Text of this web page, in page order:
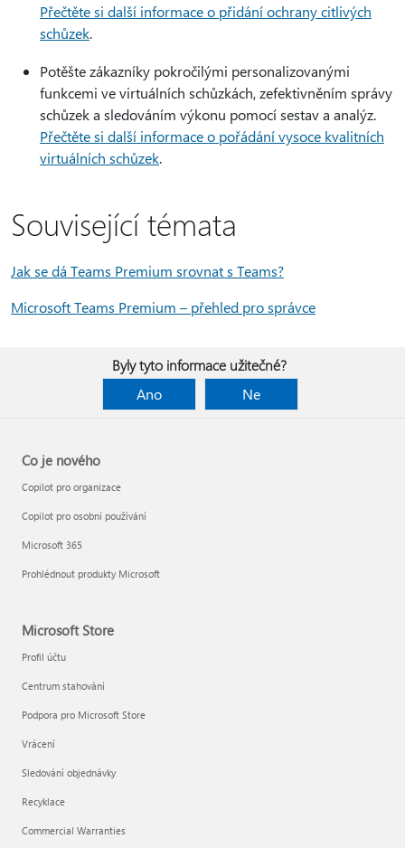
Přečtěte si další informace o přidání ochrany citlivých
schůzek.
Potěšte zákazníky pokročilými personalizovanými
funkcemi ve virtuálních schůzkách, zefektivněním správy
schůzek a sledováním výkonu pomocí sestav a analýz.
Přečtěte si další informace o pořádání vysoce kvalitních
virtuálních schůzek.
Související témata
Jak se dá Teams Premium srovnat s Teams?
Microsoft Teams Premium – přehled pro správce
Byly tyto informace užitečné?
Ano
Ne
Co je nového
Copilot pro organizace
Copilot pro osobní používání
Microsoft 365
Prohlédnout produkty Microsoft
Microsoft Store
Profil účtu
Centrum stahování
Podpora pro Microsoft Store
Vrácení
Sledování objednávky
Recyklace
Commercial Warranties